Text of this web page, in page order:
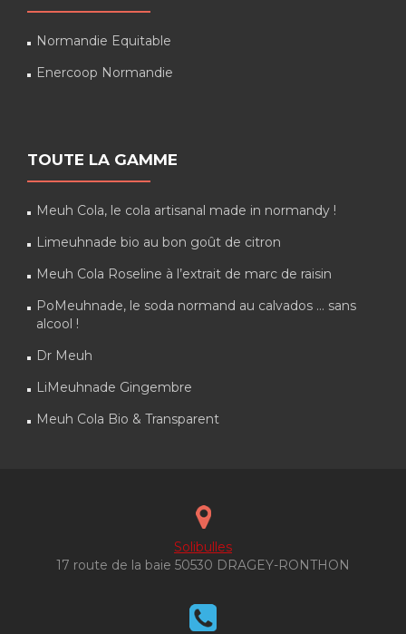
Normandie Equitable
Enercoop Normandie
TOUTE LA GAMME
Meuh Cola, le cola artisanal made in normandy !
Limeuhnade bio au bon goût de citron
Meuh Cola Roseline à l’extrait de marc de raisin
PoMeuhnade, le soda normand au calvados … sans
alcool !
Dr Meuh
LiMeuhnade Gingembre
Meuh Cola Bio & Transparent
Solibulles
17 route de la baie 50530 DRAGEY-RONTHON